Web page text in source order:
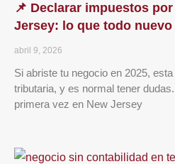
📌 Declarar impuestos
Jersey: lo que todo
abril 9, 2026
Si abriste tu negocio en 2025,
tributaria, y es normal tener
primera vez en New Jersey